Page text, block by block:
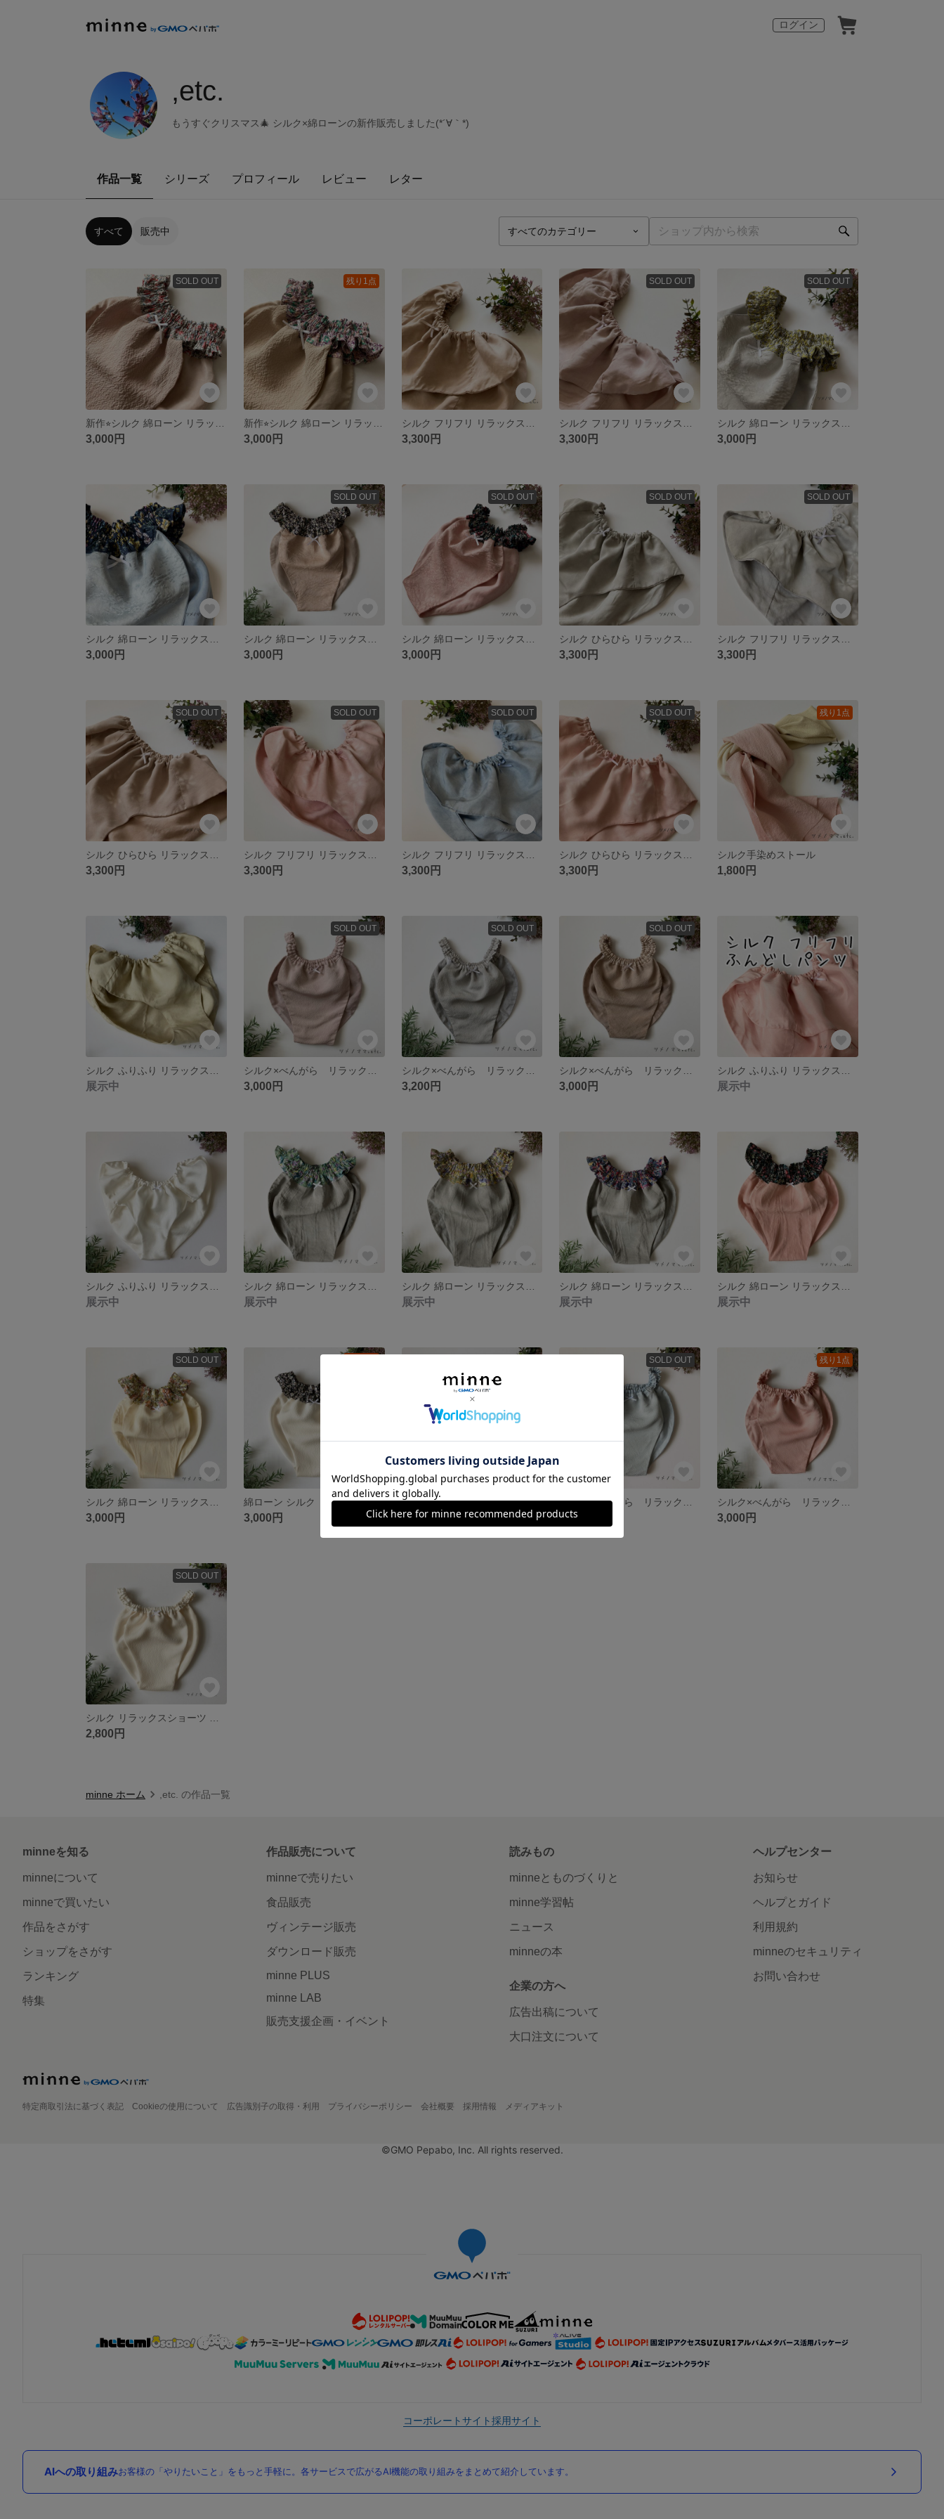
ログイン
,etc.
もうすぐクリスマス🎄 シルク×綿ローンの新作販売しました(*´∀｀*)
作品一覧 シリーズ プロフィール レビュー レター
すべて 販売中
SOLD OUT
3,000円
残り1点
3,000円 3,300円
SOLD OUT
3,300円
SOLD OUT
3,000円
3,000円
SOLD OUT
3,000円
SOLD OUT
3,000円
SOLD OUT
3,300円
SOLD OUT
3,300円
SOLD OUT
3,300円
SOLD OUT
3,300円
SOLD OUT
3,300円
SOLD OUT
3,300円
残り1点
シルク手染めストール
1,800円
展示中
SOLD OUT
3,000円
SOLD OUT
3,200円
SOLD OUT
3,000円 展示中
展示中 展示中 展示中 展示中 展示中
SOLD OUT
3,000円
綿ローン シルク リラックスショーツ ふんどしパンツ Me006
3,000円
綿ローン シルク リラックスショーツ ふんどしパンツ Me005
展示中
SOLD OUT
3,000円
残り1点
3,000円
SOLD OUT
2,800円
minne ホーム ,etc. の作品一覧
minneを知る
minneについて
minneで買いたい
作品をさがす
ショップをさがす
ランキング
特集
作品販売について
minneで売りたい
食品販売
ヴィンテージ販売
ダウンロード販売
minne PLUS
minne LAB
販売支援企画・イベント
読みもの
minneとものづくりと
minne学習帖
ニュース
minneの本
企業の方へ
広告出稿について
大口注文について
ヘルプセンター
お知らせ
ヘルプとガイド
利用規約
minneのセキュリティ
お問い合わせ
特定商取引法に基づく表記 Cookieの使用について 広告識別子の取得・利用 プライバシーポリシー 会社概要 採用情報 メディアキット
©GMO Pepabo, Inc. All rights reserved.
コーポレートサイト採用サイト
AIへの取り組みお客様の「やりたいこと」をもっと手軽に。各サービスで広がるAI機能の取り組みをまとめて紹介しています。